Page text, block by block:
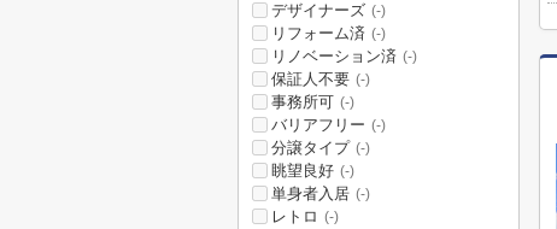
デザイナーズ (-)
リフォーム済 (-)
リノベーション済 (-)
保証人不要 (-)
事務所可 (-)
バリアフリー (-)
分譲タイプ (-)
眺望良好 (-)
単身者入居 (-)
レトロ (-)